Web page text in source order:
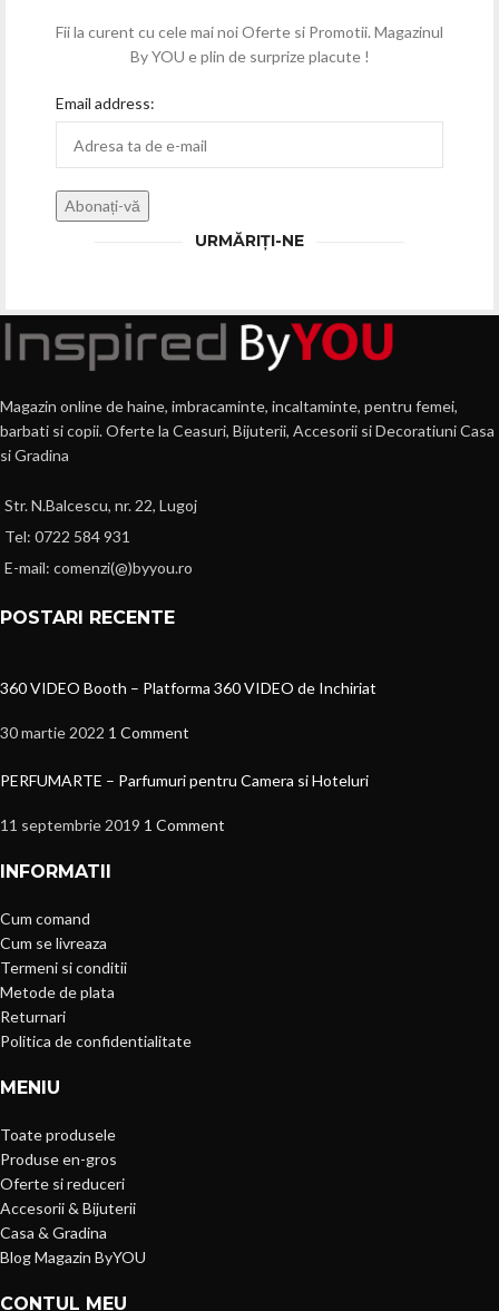
Fii la curent cu cele mai noi Oferte si Promotii. Magazinul
By YOU e plin de surprize placute !
Email address:
URMĂRIȚI-NE
Magazin online de haine, imbracaminte, incaltaminte, pentru femei,
barbati si copii. Oferte la Ceasuri, Bijuterii, Accesorii si Decoratiuni Casa
si Gradina
Str. N.Balcescu, nr. 22, Lugoj
Tel: 0722 584 931
E-mail: comenzi(@)byyou.ro
POSTARI RECENTE
360 VIDEO Booth – Platforma 360 VIDEO de Inchiriat
30 martie 2022 1 Comment
PERFUMARTE – Parfumuri pentru Camera si Hoteluri
11 septembrie 2019 1 Comment
INFORMATII
Cum comand
Cum se livreaza
Termeni si conditii
Metode de plata
Returnari
Politica de confidentialitate
MENIU
Toate produsele
Produse en-gros
Oferte si reduceri
Accesorii & Bijuterii
Casa & Gradina
Blog Magazin ByYOU
CONTUL MEU